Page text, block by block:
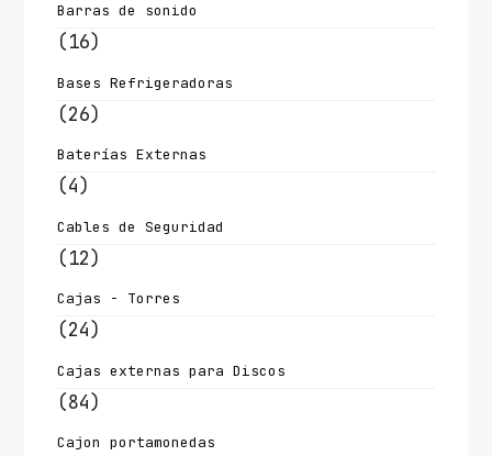
Barras de sonido
(16)
Bases Refrigeradoras
(26)
Baterías Externas
(4)
Cables de Seguridad
(12)
Cajas - Torres
(24)
Cajas externas para Discos
(84)
Cajon portamonedas